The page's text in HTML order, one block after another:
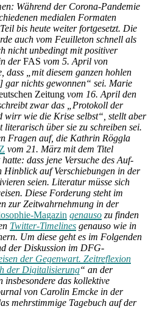
Während der Corona-Pandemie
medialen Formaten
bis heute weiter fortgesetzt. Die
auch vom Feuilleton schnell als
nicht unbedingt mit positiver
derFAS vom 5. April von
dass „mit diesem ganzen hohlen
nichts gewonnen“ sei. Marie
Zeitung vom 16. April den
zwar das „Protokoll der
wirr wie die Krise selbst“, stellt aber
über sie zu schreiben sei.
Fragen auf, die Kathrin Röggla
vom 21. März mit dem Titel
dass jene Versuche des Auf-
auf Verschiebungen in der
seien. Literatur müsse sich
Diese Forderung steht im
zur Zeitwahrnehmung in der
Magazin genauso zu finden
Twitter-Timelines genauso wie in
Um diese geht es im Folgenden
der Diskussion im DFG-
der Gegenwart. Zeitreflexion
der Digitalisierung“ an der
das kollektive
von Carolin Emcke in der
mehrstimmige Tagebuch auf der